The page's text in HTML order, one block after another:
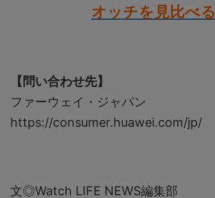
オッチを見比べる
【問い合わせ先】
ファーウェイ・ジャパン
https://consumer.huawei.com/jp/
文◎Watch LIFE NEWS編集部